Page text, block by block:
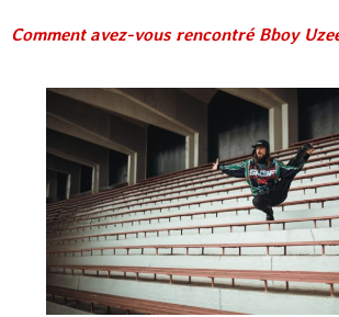
Comment avez-vous rencontré Bboy